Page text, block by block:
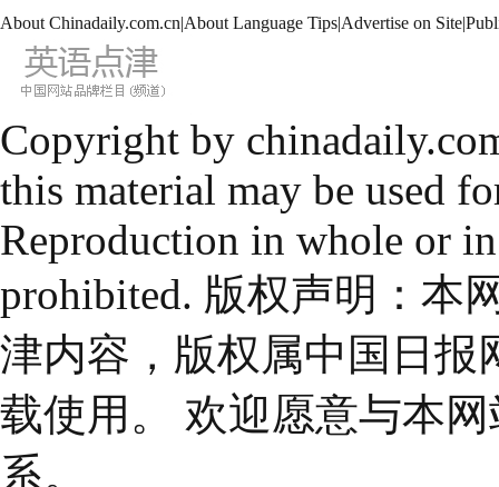
About Chinadaily.com.cn|About Language Tips|Advertise on Site|
Copyright by
this material may be used
Reproduction in whole or
prohibited. 版权声明：本
津内容，版权属中国日报
载使用。 欢迎愿意与本
系。